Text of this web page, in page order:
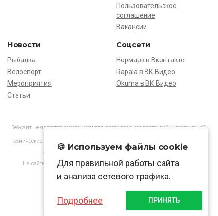
Пользовательское
соглашение
Вакансии
Новости
Рыбалка
Велоспорт
Мероприятия
Статьи
Соцсети
Нормарк в Вконтакте
Rapala в ВК Видео
Okuma в ВК Видео
Веб-сайт не является основанием для предъявления претензий и рекламаций,
Технические характеристики товаров могут отличаться от указанных на сайте.
АО «Нормарк» ИНН 7728172512 ОГРН 1037739603505
На сайте применяютсярекомендательные технологиив соответствии
🍪 Используем файлы cookie
Для правильной работы сайта
и анализа сетевого трафика.
Подробнее ПРИНЯТЬ